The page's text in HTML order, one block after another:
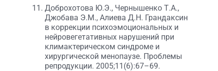
Доброхотова Ю.Э., Чернышенко Т.А.,
Джобава Э.М., Алиева Д.Н. Грандаксин
в коррекции психоэмоциональных и
нейровегетативных нарушений при
климактерическом синдроме и
хирургической менопаузе. Проблемы
репродукции. 2005;11(6):67–69.